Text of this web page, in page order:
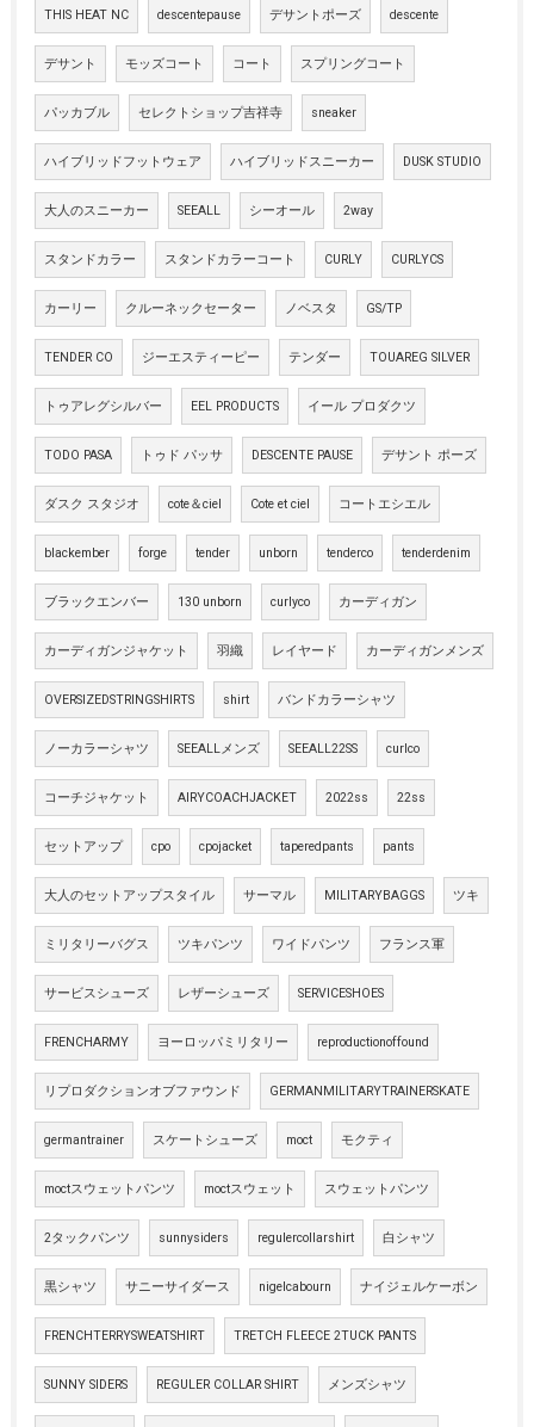
THIS HEAT NC descentepause デサントポーズ descente
デサント モッズコート コート スプリングコート
パッカブル セレクトショップ吉祥寺 sneaker
ハイブリッドフットウェア ハイブリッドスニーカー DUSK STUDIO
大人のスニーカー SEEALL シーオール 2way
スタンドカラー スタンドカラーコート CURLY CURLYCS
カーリー クルーネックセーター ノベスタ GS/TP
TENDER CO ジーエスティーピー テンダー TOUAREG SILVER
トゥアレグシルバー EEL PRODUCTS イール プロダクツ
TODO PASA トゥド パッサ DESCENTE PAUSE デサント ポーズ
ダスク スタジオ cote＆ciel Cote et ciel コートエシエル
blackember forge tender unborn tenderco tenderdenim
ブラックエンバー 130 unborn curlyco カーディガン
カーディガンジャケット 羽織 レイヤード カーディガンメンズ
OVERSIZEDSTRINGSHIRTS shirt バンドカラーシャツ
ノーカラーシャツ SEEALLメンズ SEEALL22SS curlco
コーチジャケット AIRYCOACHJACKET 2022ss 22ss
セットアップ cpo cpojacket taperedpants pants
大人のセットアップスタイル サーマル MILITARYBAGGS ツキ
ミリタリーバグス ツキパンツ ワイドパンツ フランス軍
サービスシューズ レザーシューズ SERVICESHOES
FRENCHARMY ヨーロッパミリタリー reproductionoffound
リプロダクションオブファウンド GERMANMILITARYTRAINERSKATE
germantrainer スケートシューズ moct モクティ
moctスウェットパンツ moctスウェット スウェットパンツ
2タックパンツ sunnysiders regulercollarshirt 白シャツ
黒シャツ サニーサイダース nigelcabourn ナイジェルケーボン
FRENCHTERRYSWEATSHIRT TRETCH FLEECE 2TUCK PANTS
SUNNY SIDERS REGULER COLLAR SHIRT メンズシャツ